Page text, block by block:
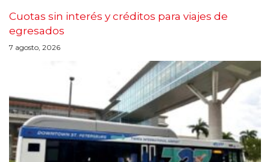
Cuotas sin interés y créditos para viajes de
egresados
7 agosto, 2026